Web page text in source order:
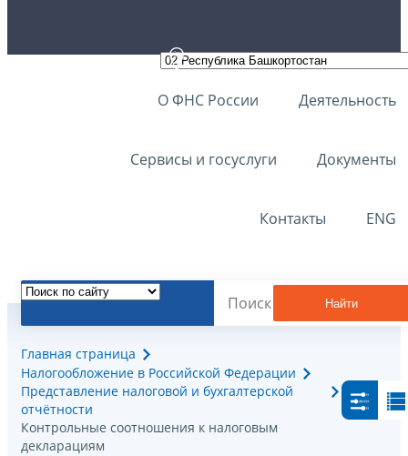
О ФНС России Деятельность
Сервисы и госуслуги Документы
Контакты ENG
Найти
Главная страница
Налогообложение в Российской Федерации
Представление налоговой и бухгалтерской
отчётности
Контрольные соотношения к налоговым
декларациям